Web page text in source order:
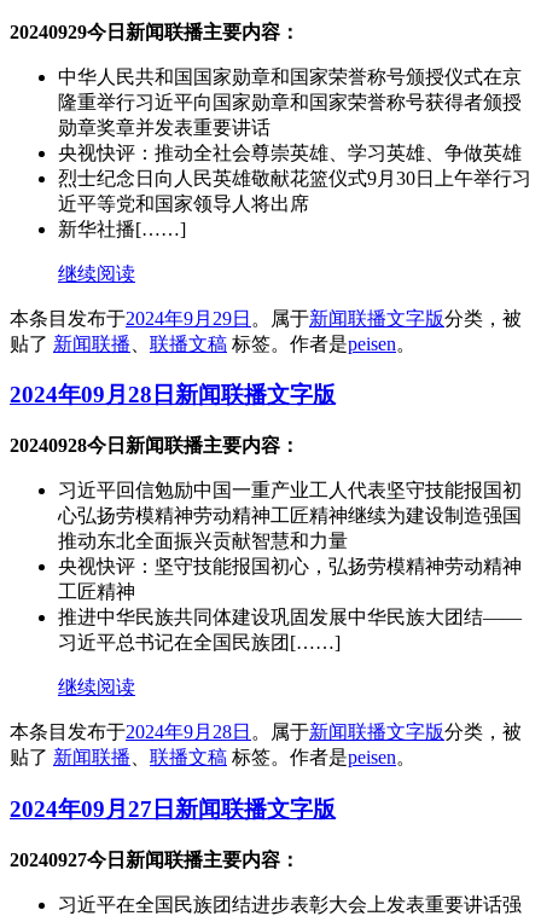
20240929今日新闻联播主要内容：
中华人民共和国国家勋章和国家荣誉称号颁授仪式在京
隆重举行习近平向国家勋章和国家荣誉称号获得者颁授
勋章奖章并发表重要讲话
央视快评：推动全社会尊崇英雄、学习英雄、争做英雄
烈士纪念日向人民英雄敬献花篮仪式9月30日上午举行习
近平等党和国家领导人将出席
新华社播[……]
继续阅读
本条目发布于2024年9月29日 。属于新闻联播文字版分类，被
贴了 新闻联播 联播文稿 标签。 作者是peisen。
2024年09月28日新闻联播文字版
20240928今日新闻联播主要内容：
习近平回信勉励中国一重产业工人代表坚守技能报国初
心弘扬劳模精神劳动精神工匠精神继续为建设制造强国
推动东北全面振兴贡献智慧和力量
央视快评：坚守技能报国初心，弘扬劳模精神劳动精神
工匠精神
推进中华民族共同体建设巩固发展中华民族大团结——
习近平总书记在全国民族团[……]
继续阅读
本条目发布于2024年9月28日 。属于新闻联播文字版分类，被
贴了 新闻联播 联播文稿 标签。 作者是peisen。
2024年09月27日新闻联播文字版
20240927今日新闻联播主要内容：
习近平在全国民族团结进步表彰大会上发表重要讲话强